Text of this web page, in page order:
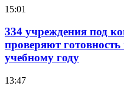
15:01
334 учреждения под
проверяют
учебному году
13:47